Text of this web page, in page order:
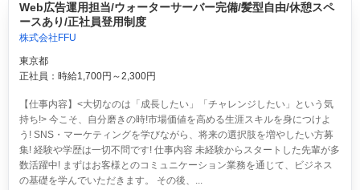
Web広告運用担当/ウォーターサーバー完備/髪型自由/休憩スペ
ースあり/正社員登用制度
株式会社FFU
東京都
正社員：時給1,700円～2,300円
【仕事内容】<大切なのは「成長したい」「チャレンジしたい」という気
持ち!> 今こそ、自分磨きの時!市場価値を高める生涯スキルを身につけよ
う! SNS・マーケティングを学びながら、将来の選択肢を増やしたい方募
集! 経験や学歴は一切不問です! 仕事内容 未経験からスタートした先輩が多
数活躍中! まずはお客様とのコミュニケーション業務を通じて、ビジネス
の基礎を学んでいただきます。 その後、...